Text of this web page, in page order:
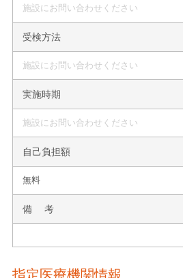
施設にお問い合わせください
受検方法
施設にお問い合わせください
実施時期
施設にお問い合わせください
自己負担額
無料
備 考
指定医療機関情報